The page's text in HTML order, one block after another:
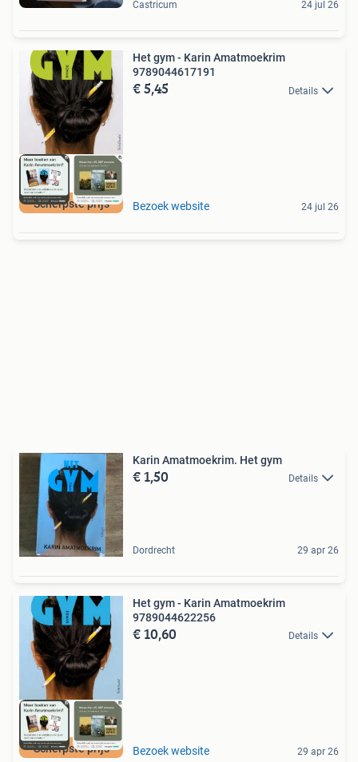
Castricum 24 jul 26
Scherpste prijs
Het gym - Karin Amatmoekrim
9789044617191
€ 5,45 Details
Bezoek website 24 jul 26
Karin Amatmoekrim. Het gym
€ 1,50 Details
Dordrecht 29 apr 26
Scherpste prijs
Het gym - Karin Amatmoekrim
9789044622256
€ 10,60 Details
Bezoek website 29 apr 26